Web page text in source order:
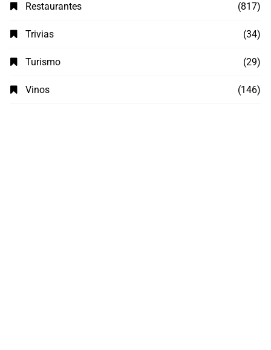
Restaurantes (817)
Trivias (34)
Turismo (29)
Vinos (146)